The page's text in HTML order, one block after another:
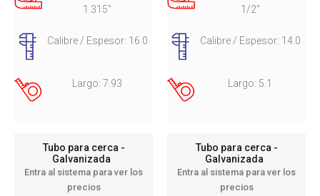
1.315"
Calibre / Espesor: 16.0
Largo: 7.93
Tubo para cerca -
Galvanizada
Entra al sistema para ver los
precios
1/2"
Calibre / Espesor: 14.0
Largo: 5.1
Tubo para cerca -
Galvanizada
Entra al sistema para ver los
precios